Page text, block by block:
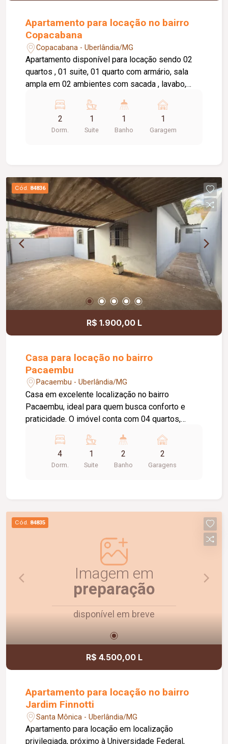
Apartamento para locação no bairro
Copacabana
Copacabana - Uberlândia/MG
Apartamento disponível para locação sendo 02
quartos , 01 suite, 01 quarto com armário, sala
ampla em 02 ambientes com sacada , lavabo,
social com box e armário, elevador privativo, 01
vaga de garagem, portaria 24 horas,
brinquedoteca, salão de festas.
2
Dorm.
1
Suite
1
Banho
1
Garagem
Cód. 84836
R$ 1.900,00 L
Casa para locação no bairro
Pacaembu
Pacaembu - Uberlândia/MG
Casa em excelente localização no bairro
Pacaembu, ideal para quem busca conforto e
praticidade. O imóvel conta com 04 quartos,
aconchegante, cozinha ampla e funcional, além de
área de lavanderia com entrada independente,
proporcionando mais comodidade no dia a dia.
praticidade para toda a família.
4
Dorm.
1
Suite
2
Banho
2
Garagens
Cód. 84835
Imagem em
preparação
disponível em breve
R$ 4.500,00 L
Apartamento para locação no bairro
Jardim Finnotti
Santa Mônica - Uberlândia/MG
Apartamento para locação em localização
privilegiada, próximo à Universidade Federal,